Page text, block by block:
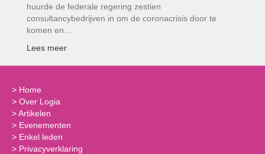
huurde de federale regering zestien
consultancybedrijven in om de coronacrisis door te
komen en…
Lees meer
> Home
> Over Logia
>Artikelen
> Evenementen
> Enkel leden
> Privacyverklaring